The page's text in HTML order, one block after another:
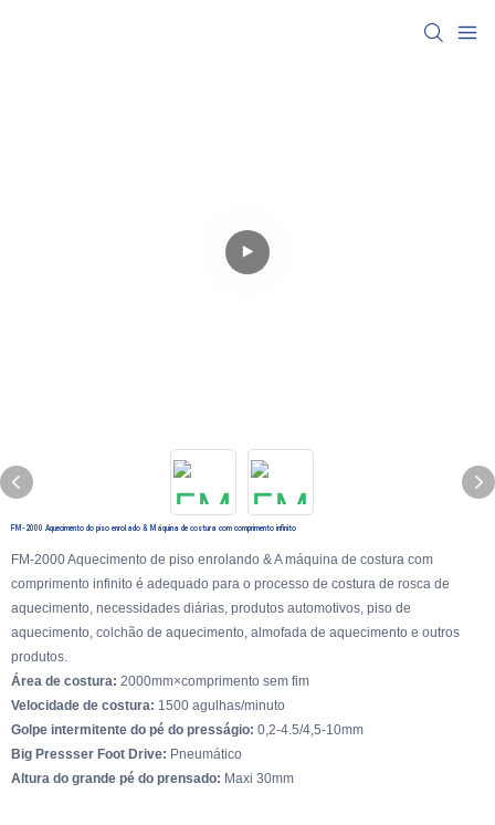
FM-2000 Aquecimento do piso enrolado & Máquina de costura com comprimento infinito
FM-2000 Aquecimento de piso enrolando & A máquina de costura com
comprimento infinito é adequado para o processo de costura de rosca de
aquecimento, necessidades diárias, produtos automotivos, piso de
aquecimento, colchão de aquecimento, almofada de aquecimento e outros
produtos.
Área de costura: 2000mm×comprimento sem fim
Velocidade de costura: 1500 agulhas/minuto
Golpe intermitente do pé do presságio: 0,2-4.5/4,5-10mm
Big Pressser Foot Drive: Pneumático
Altura do grande pé do prensado: Maxi 30mm